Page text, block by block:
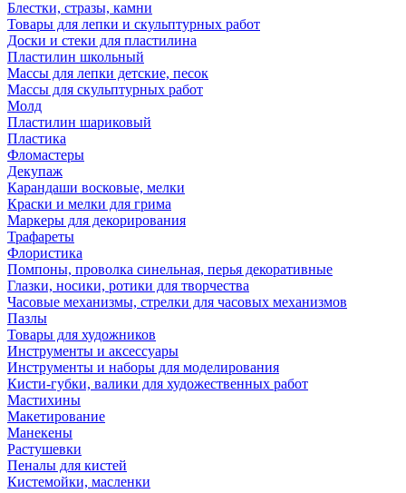
Блестки, стразы, камни
Товары для лепки и скульптурных работ
Доски и стеки для пластилина
Пластилин школьный
Массы для лепки детские, песок
Массы для скульптурных работ
Молд
Пластилин шариковый
Пластика
Фломастеры
Декупаж
Карандаши восковые, мелки
Краски и мелки для грима
Маркеры для декорирования
Трафареты
Флористика
Помпоны, проволка синельная, перья декоративные
Глазки, носики, ротики для творчества
Часовые механизмы, стрелки для часовых механизмов
Пазлы
Товары для художников
Инструменты и аксессуары
Инструменты и наборы для моделирования
Кисти-губки, валики для художественных работ
Мастихины
Макетирование
Манекены
Растушевки
Пеналы для кистей
Кистемойки, масленки